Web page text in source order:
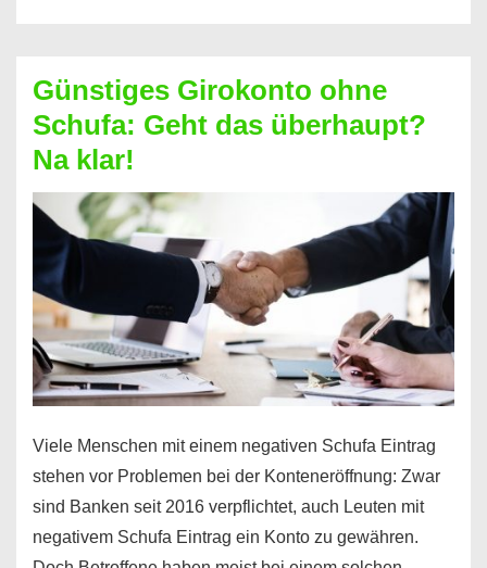
dabei
profitieren
–
So
funktioniert’s
Günstiges Girokonto ohne
Schufa: Geht das überhaupt?
Na klar!
Viele Menschen mit einem negativen Schufa Eintrag
stehen vor Problemen bei der Konteneröffnung: Zwar
sind Banken seit 2016 verpflichtet, auch Leuten mit
negativem Schufa Eintrag ein Konto zu gewähren.